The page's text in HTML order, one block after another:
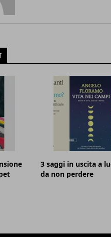
3 saggi in uscita a
da non perdere